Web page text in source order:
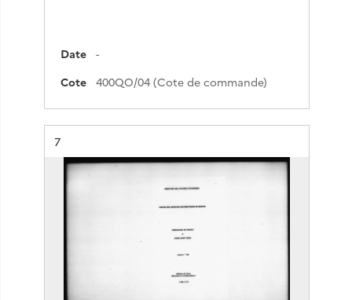
Date
-
Cote
400QO/04 (Cote de commande)
Résultat n°
7